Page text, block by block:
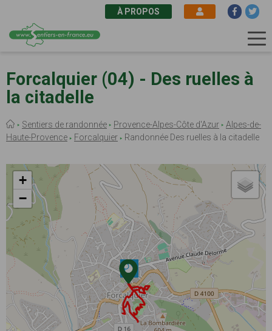
au
contenu
principal
À PROPOS
Forcalquier (04) - Des ruelles à
la citadelle
Fil
d'Ariane
Sentiers de randonnée Provence-Alpes-Côte d'Azur
Alpes-de-
Haute-Provence
Forcalquier Randonnée Des ruelles à la citadelle
+
−